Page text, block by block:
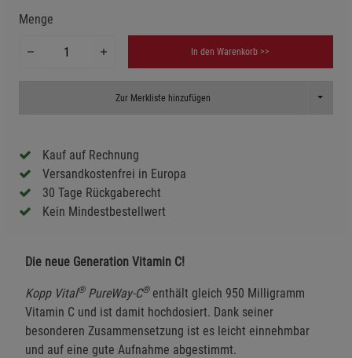
Menge
In den Warenkorb >>
Zur Merkliste hinzufügen Toggle
Kauf auf Rechnung
Versandkostenfrei in Europa
30 Tage Rückgaberecht
Kein Mindestbestellwert
Die neue Generation Vitamin C!
Kopp Vital®PureWay-C®enthält gleich 950 Milligramm
Vitamin C und ist damit hochdosiert. Dank seiner
besonderen Zusammensetzung ist es leicht einnehmbar
und auf eine gute Aufnahme abgestimmt.